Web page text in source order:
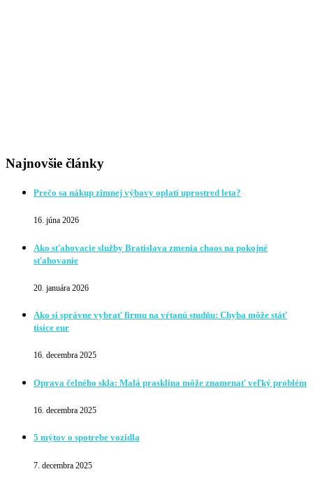
Najnovšie články
Prečo sa nákup zimnej výbavy oplatí uprostred leta?
16. júna 2026
Ako sťahovacie služby Bratislava zmenia chaos na pokojné
sťahovanie
20. januára 2026
Ako si správne vybrať firmu na vŕtanú studňu: Chyba môže stáť
tisíce eur
16. decembra 2025
Oprava čelného skla: Malá prasklina môže znamenať veľký problém
16. decembra 2025
5 mýtov o spotrebe vozidla
7. decembra 2025